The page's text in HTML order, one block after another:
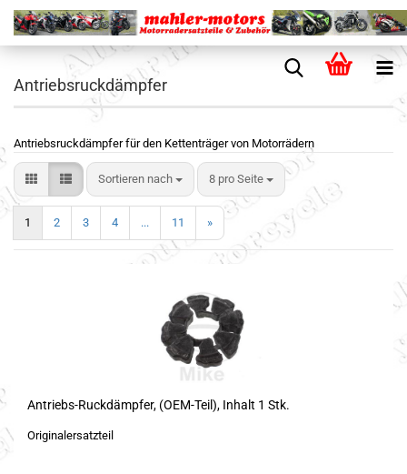
Antriebsruckdämpfer
Antriebsruckdämpfer für den Kettenträger von Motorrädern
Sortieren nach 8 pro Seite
1 2 3 4 ... 11 »
Antriebs-Ruckdämpfer, (OEM-Teil), Inhalt 1 Stk.
Originalersatzteil